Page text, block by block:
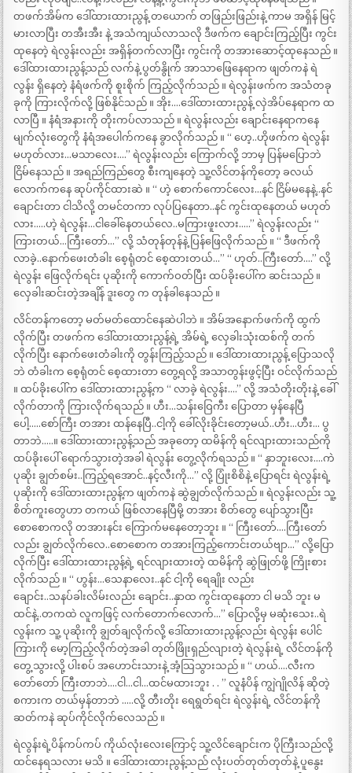
တဖက်အိမ်က ဒေါ်ထားထားညွန့် တယောက် တဖြည်းဖြည်းနဲ့ ကာမ အရှိန် မြင့်
မားလာပြီး တအီးအီး နဲ့ အသံကျယ်လာသလို ဒီဖက်က ချောင်းကြည့်ပြီး ကွင်း
ထုနေတဲ့ ရဲလွန်းလည်း အရှိန်တက်လာပြီး ကွင်းကို တအားဆောင့်ထုနေသည် ။
ဒေါ်ထားထားညွန့်သည် လက်နဲ့ ပွတ်နွိုက် အာသာဖြေနေရာက ဖျတ်ကနဲ ရဲ
လွန်း ရှိနေတဲ့ နံရံဖက်ကို စူးစိုက် ကြည့်လိုက်သည် ။ ရဲလွန်းဖက်က အသံတခု
ခုကို ကြားလိုက်လို့ ဖြစ်နိုင်သည် ။ အိုး….ဒေါ်ထားထားညွန့် လှဲအိပ်နေရာက ထ
လာပြီ ။ နံရံအနားကို တိုးကပ်လာသည် ။ ရဲလွန်းလည်း ချောင်းနေရာကနေ
မျက်လုံးတွေကို နံရံအပေါက်ကနေ ခွာလိုက်သည် ။ “ ဟေ့..ဟိုဖက်က ရဲလွန်း
မဟုတ်လား…မသာလေး….” ရဲလွန်းလည်း ကြောက်လို့ ဘာမှ ပြန်မပြောဘဲ
ငြိမ်နေသည် ။ အရည်ကြည်တွေ စီးကျနေတဲ့ သူ့လိင်တန်ကိုတော့ ခလယ်
လောက်ကနေ ဆုပ်ကိုင်ထားဆဲ ။ “ ဟဲ့ စောက်ကောင်လေး…နင် ငြိမ်မနေနဲ့..နင်
ချောင်းတာ ငါသိလို့ တမင်တကာ လုပ်ပြနေတာ..နင် ကွင်းထုနေတယ် မဟုတ်
လား…..ဟဲ့ ရဲလွန်း…ငါခေါ်နေတယ်လေ..မကြားဖူးလား…..” ရဲလွန်းလည်း “
ကြားတယ်…ကြီးတော်…” လို့ သံတုန်တုန်နဲ့ ပြန်ဖြေလိုက်သည် ။ “ ဒီဖက်ကို
လာခဲ့..နောက်ဖေးတံခါး စေ့ရုံတင် စေ့ထားတယ်…” “ ဟုတ်..ကြီးတော်….” လို့
ရဲလွန်း ဖြေလိုက်ရင်း ပုဆိုးကို ကောက်ဝတ်ပြီး ထပ်ခိုးပေါ်က ဆင်းသည် ။
လှေခါးဆင်းတဲ့အချိန် ဒူးတွေ က တုန်ခါနေသည် ။
လိင်တန်ကတော့ မတ်မတ်ထောင်နေဆဲပါဘဲ ။ အိမ်အနောက်ဖက်ကို ထွက်
လိုက်ပြီး တဖက်က ဒေါ်ထားထားညွန့်ရဲ့ အိမ်ရဲ့ လှေခါးသုံးထစ်ကို တက်
လိုက်ပြီး နောက်ဖေးတံခါးကို တွန်းကြည့်သည် ။ ဒေါ်ထားထားညွန့် ပြောသလို
ဘဲ တံခါးက စေ့ရုံတင် စေ့ထားတာ တွေ့ရလို့ အသာတွန်းဖွင့်ပြီး ဝင်လိုက်သည်
။ ထပ်ခိုးပေါ်က ဒေါ်ထားထားညွန့်က “ လာခဲ့ ရဲလွန်း….” လို့ အသံတိုးတိုးနဲ့ ခေါ်
လိုက်တာကို ကြားလိုက်ရသည် ။ ဟီး…သန်းဝြေကီး ပြောတာ မှန်နေပြီ
ပေါ့…..စော်ကြီး တအား ထန်နေပြီ..ငါ့ကို ခေါ်လိုးခိုင်းတော့မယ်..ဟီး…ဟီး… ပွ
တာဘဲ…..။ ဒေါ်ထားထားညွန့်သည် အခုတော့ ထမိန်ကို ရင်လျားထားသည်ကို
ထပ်ခိုးပေါ် ရောက်သွားတဲ့အခါ ရဲလွန်း တွေ့လိုက်ရသည် ။ “ နှာဘူးလေး….ကဲ
ပုဆိုး ချွတ်စမ်း..ကြည့်ရအောင်..နင့်လီးကို…” လို့ ပြုံးစိစိနဲ့ ပြောရင်း ရဲလွန်းရဲ့
ပုဆိုးကို ဒေါ်ထားထားညွန့်က ဖျတ်ကနဲ ဆွဲချွတ်လိုက်သည် ။ ရဲလွန်းလည်း သူ့
စိတ်ကူးတွေဟာ တကယ် ဖြစ်လာနေပြီမို့ တအား စိတ်တွေ ပျော်သွားပြီး
စောစောကလို တအားနင်း ကြောက်မနေတော့ဘူး ။ “ ကြီးတော်….ကြီးတော်
လည်း ချွတ်လိုက်လေ..စောစောက တအားကြည့်ကောင်းတယ်ဗျာ…” လို့ပြော
လိုက်ပြီး ဒေါ်ထားထားညွန့်ရဲ့ ရင်လျားထားတဲ့ ထမိန်ကို ဆွဲဖြုတ်ဖို့ ကြိုးစား
လိုက်သည် ။ “ ဟွန်း…သေနာလေး..နင် ငါ့ကို ရေချိုး လည်း
ချောင်း..သနပ်ခါးလိမ်းလည်း ချောင်း..နှာထ ကွင်းထုနေတာ ငါ မသိ ဘူး မ
ထင်နဲ့..တကထဲ လူကဖြင့် လက်တောက်လောက်…” ပြောလို့မှ မဆုံးသေး..ရဲ
လွန်းက သူ့ ပုဆိုးကို ချွတ်ချလိုက်လို့ ဒေါ်ထားထားညွန့်လည်း ရဲလွန်း ပေါင်
ကြားကို မော့ကြည့်လိုက်တဲ့အခါ တုတ်ဖြိုးရှည်လျားတဲ့ ရဲလွန်းရဲ့ လိင်တန်ကို
တွေ့သွားလို့ ပါးစပ် အဟောင်းသားနဲ့ အံ့သြသွားသည် ။ “ ဟယ်….လီးက
တော်တော် ကြီးတာဘဲ….ငါ…ငါ…ထင်မထားဘူး . . ” လူနံပိန် ကျွဲဂျိုလိန် ဆိုတဲ့
စကားက တယ်မှန်တာဘဲ …..လို့ တီးတိုး ရေရွတ်ရင်း ရဲလွန်းရဲ့ လိင်တန်ကို
ဆတ်ကနဲ ဆုပ်ကိုင်လိုက်လေသည် ။
ရဲလွန်းရဲ့ပိန်ကပ်ကပ် ကိုယ်လုံးလေးကြောင့် သူ့လိင်ချောင်းက ပိုကြီးသည်လို့
ထင်နေရသလား မသိ ။ ဒေါ်ထားထားညွန့်သည် လုံးပတ်တုတ်တုတ်နဲ့ ပူနွေး